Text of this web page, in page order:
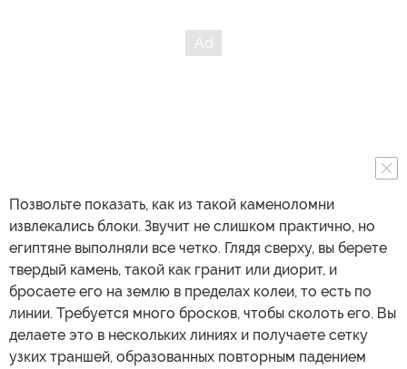
Позвольте показать, как из такой каменоломни
извлекались блоки. Звучит не слишком практично, но
египтяне выполняли все четко. Глядя сверху, вы берете
твердый камень, такой как гранит или диорит, и
бросаете его на землю в пределах колеи, то есть по
линии. Требуется много бросков, чтобы сколоть его. Вы
делаете это в нескольких линиях и получаете сетку
узких траншей, образованных повторным падением